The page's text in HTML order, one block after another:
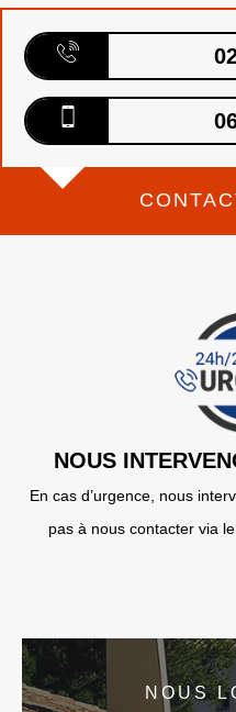
NOUS
En cas d’urgence, nous
pas à nous contacter via
NOUS